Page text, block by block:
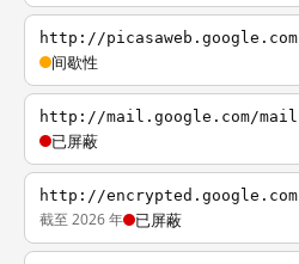
http://picasaweb.google.com
间歇性
http://mail.google.com/mail
已屏蔽
http://encrypted.google.com
截至 2026 年 已屏蔽